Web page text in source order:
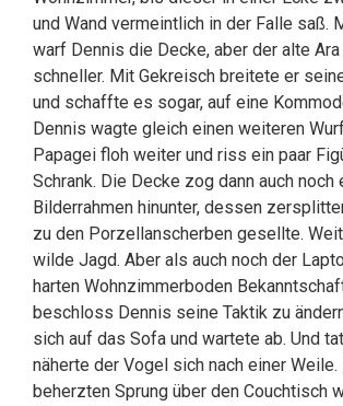
und Wand vermeintlich in der Falle saß.
warf Dennis die Decke, aber der alte
schneller. Mit Gekreisch breitete er
und schaffte es sogar, auf eine
Dennis wagte gleich einen weiteren
Papagei floh weiter und riss ein paar
Schrank. Die Decke zog dann auch noch
Bilderrahmen hinunter, dessen
zu den Porzellanscherben gesellte.
wilde Jagd. Aber als auch noch der
harten Wohnzimmerboden
beschloss Dennis seine Taktik zu
sich auf das Sofa und wartete ab. Und
näherte der Vogel sich nach einer
beherzten Sprung über den Couchtisch